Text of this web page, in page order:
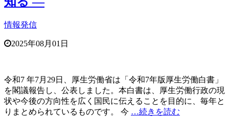
情報発信
2025年08月01日
令和7 年7月29日、厚生労働省は「令和7年版厚生労働白書」
を閣議報告し、公表しました。本白書は、厚生労働行政の現
状や今後の方向性を広く国民に伝えることを目的に、毎年と
りまとめられているものです。 今 …続きを読む